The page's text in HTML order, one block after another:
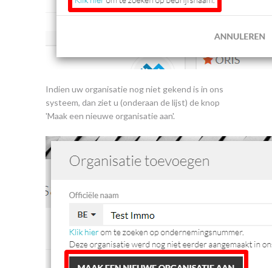
Indien uw organisatie nog niet gekend is in ons
systeem, dan ziet u (onderaan de lijst) de knop
'Maak een nieuwe organisatie aan'.